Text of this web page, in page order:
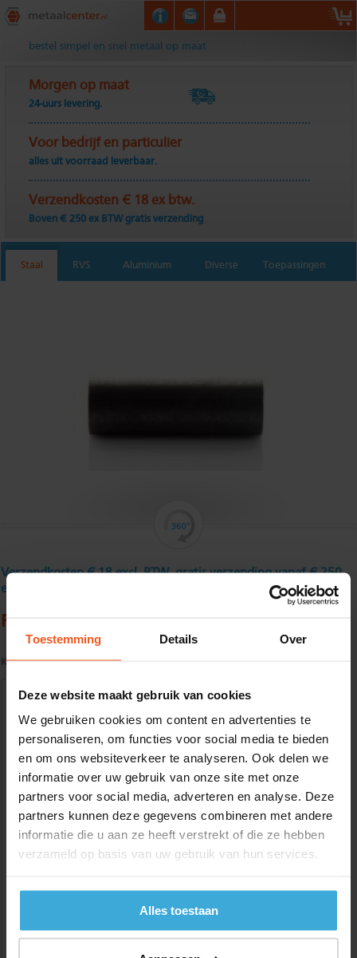
Toestemming Details Over
Deze website maakt gebruik van cookies
We gebruiken cookies om content en advertenties te
personaliseren, om functies voor social media te bieden
en om ons websiteverkeer te analyseren. Ook delen we
informatie over uw gebruik van onze site met onze
partners voor social media, adverteren en analyse. Deze
partners kunnen deze gegevens combineren met andere
informatie die u aan ze heeft verstrekt of die ze hebben
verzameld op basis van uw gebruik van hun services.
Alles toestaan
Metaalcenter.nl
bestel simpel en snel metaal op maat
Morgen op maat
24-uurs levering.
Voor bedrijf en particulier
alles uit voorraad leverbaar.
Verzendkosten € 18 ex btw.
Boven € 250 ex BTW gratis verzending
Staal RVS Aluminium Diverse Toepassingen
Verzendkosten € 18 excl. BTW, gratis verzending vanaf € 250
excl. BTW
Ronde buis, gelast10 x 1 mm
Kwaliteit: E220/E235 CR1/CR2 volgens EN10305-3-S3
Gewenste
lengtemaat in
(max. 2000 mm)
+/- 2 mm lengtetolerantie
Materiaalkosten
Alle bedragen zijn excl. 21% BTW